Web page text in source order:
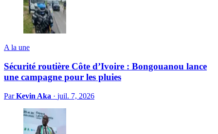
A la une
Sécurité routière Côte d’Ivoire : Bongouanou lance
une campagne pour les pluies
ParKevin Aka · juil. 7, 2026